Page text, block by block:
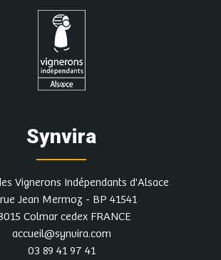
Synvira
Vignerons Indépendants d'Alsace
Jean Mermoz - BP 41541
Colmar cedex FRANCE
accueil@synvira.com
03 89 41 97 41